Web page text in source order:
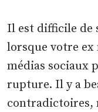
Il est difficile de
lorsque votre ex
médias sociaux
rupture. Il y a
contradictoires,